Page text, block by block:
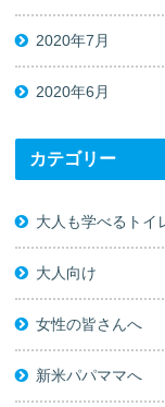
2020年7月
2020年6月
カテゴリー
大人も学べるトイ
大人向け
女性の皆さんへ
新米パパママへ